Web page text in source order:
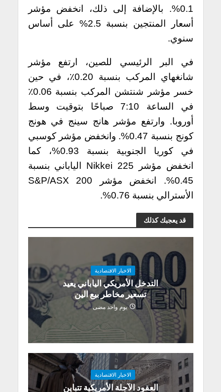
0.1%. بالإضافة إلى ذلك، انخفض مؤشر
أسعار المنتجين بنسبة 2.5% على أساس
سنوي.
في البر الرئيسي للصين، ارتفع مؤشر
شانغهاي المركب بنسبة 0.20٪، في حين
خسر مؤشر شنتشن المركب بنسبة 0.06٪
في الساعة 7:10 صباحًا بتوقيت وسط
أوروبا. وارتفع مؤشر هانج سينج في هونج
كونج بنسبة 0.47%. وانخفض مؤشر كوسبي
في كوريا الجنوبية بنسبة 0.93%، كما
انخفض مؤشر Nikkei 225 الياباني بنسبة
0.45%. انخفض مؤشر S&P/ASX 200
الأسترالي بنسبة 0.76%.
قد يعجبك كذلك
الاخبار الاقتصادية
التدخل الأمريكي الياباني يعيد
تسعير مخاطر بيع الين
يوم واحد مضى
الاخبار الاقتصادية
العقود الآجلة الأمريكية تتباين